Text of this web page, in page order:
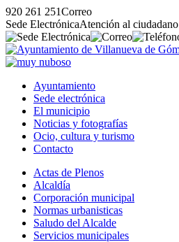
920 261 251Correo
Sede ElectrónicaAtención al ciudadano
Ayuntamiento
Sede electrónica
El municipio
Noticias y fotografías
Ocio, cultura y turismo
Contacto
Actas de Plenos
Alcaldía
Corporación municipal
Normas urbanisticas
Saludo del Alcalde
Servicios municipales